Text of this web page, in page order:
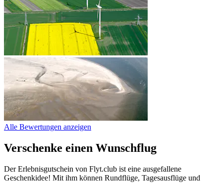
Alle Bewertungen anzeigen
Verschenke einen Wunschflug
Der Erlebnisgutschein von Flyt.club ist eine ausgefallene
Geschenkidee! Mit ihm können Rundflüge, Tagesausflüge und